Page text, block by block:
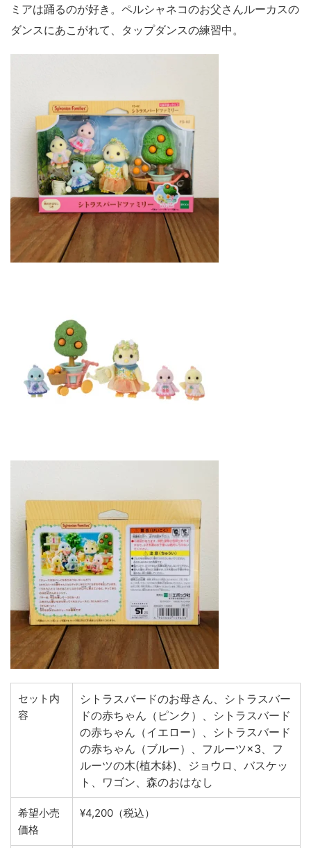
ミアは踊るのが好き。ペルシャネコのお父さんルーカスの
ダンスにあこがれて、タップダンスの練習中。
セット内
容
シトラスバードのお母さん、シトラスバー
ドの赤ちゃん（ピンク）、シトラスバード
の赤ちゃん（イエロー）、シトラスバード
の赤ちゃん（ブルー）、フルーツ×3、フ
ルーツの木(植木鉢)、ジョウロ、バスケッ
ト、ワゴン、森のおはなし
希望小売
価格
¥4,200（税込）